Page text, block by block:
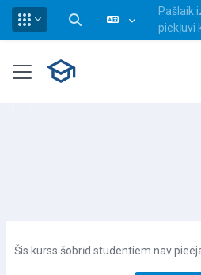
Pārslēgt meklēšanas
Pašlaik
piekļuvi
Sānu panelis
Šis kurss šobrīd studentiem nav